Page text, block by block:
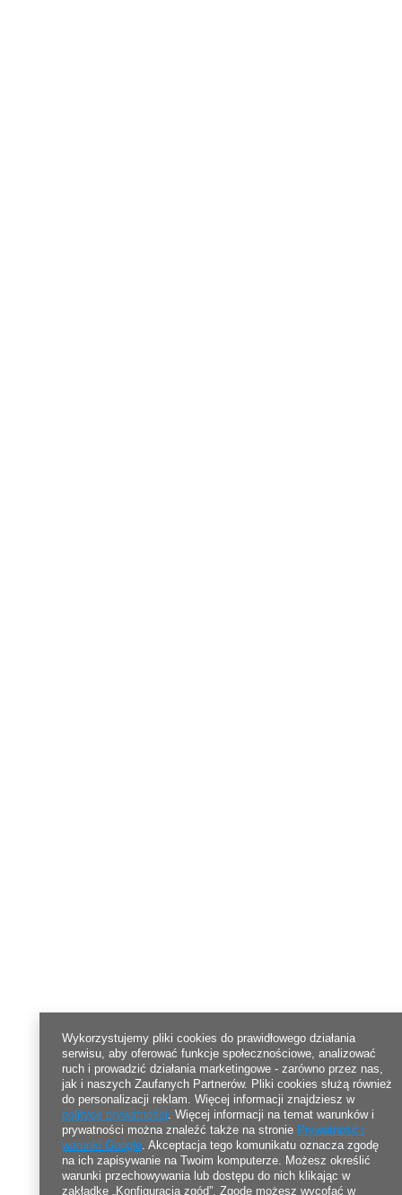
Wykorzystujemy pliki cookies do prawidłowego działania
serwisu, aby oferować funkcje społecznościowe, analizować
ruch i prowadzić działania marketingowe - zarówno przez nas,
jak i naszych Zaufanych Partnerów. Pliki cookies służą również
do personalizacji reklam. Więcej informacji znajdziesz w
polityce prywatności. Więcej informacji na temat warunków i
prywatności można znaleźć także na stronie Prywatność i
warunki Google. Akceptacja tego komunikatu oznacza zgodę
na ich zapisywanie na Twoim komputerze. Możesz określić
warunki przechowywania lub dostępu do nich klikając w
zakładkę „Konfiguracja zgód”. Zgodę możesz wycofać w